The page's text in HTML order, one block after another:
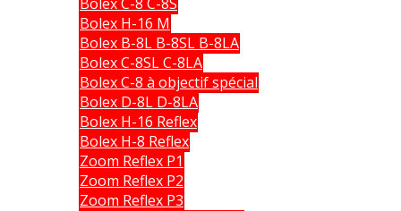
Bolex H-16 M
Bolex B-8L B-8SL B-8LA
Bolex C-8SL C-8LA
Bolex C-8 à objectif spécial
Bolex D-8L D-8LA
Bolex H-16 Reflex
Bolex H-8 Reflex
Zoom Reflex P1
Zoom Reflex P2
Zoom Reflex P3